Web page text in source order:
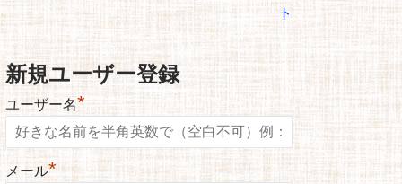
ト
新規ユーザー登録
ユーザー名*
メール*